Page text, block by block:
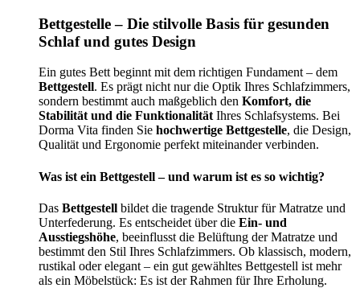
Bettgestelle – Die stilvolle Basis für gesunden
Schlaf und gutes Design
Ein gutes Bett beginnt mit dem richtigen Fundament – dem
Bettgestell. Es prägt nicht nur die Optik Ihres Schlafzimmers,
sondern bestimmt auch maßgeblich den Komfort, die
Stabilität und die Funktionalität Ihres Schlafsystems. Bei
Dorma Vita finden Sie hochwertige Bettgestelle, die Design,
Qualität und Ergonomie perfekt miteinander verbinden.
Was ist ein Bettgestell – und warum ist es so wichtig?
Das Bettgestell bildet die tragende Struktur für Matratze und
Unterfederung. Es entscheidet über die Ein- und
Ausstiegshöhe, beeinflusst die Belüftung der Matratze und
bestimmt den Stil Ihres Schlafzimmers. Ob klassisch, modern,
rustikal oder elegant – ein gut gewähltes Bettgestell ist mehr
als ein Möbelstück: Es ist der Rahmen für Ihre Erholung.